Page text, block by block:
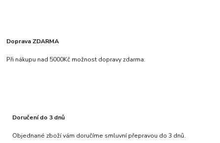
Doprava ZDARMA
Při nákupu nad 5000Kč možnost dopravy zdarma.
Doručení do 3 dnů
Objednané zboží vám doručíme smluvní přepravou do 3 dnů.